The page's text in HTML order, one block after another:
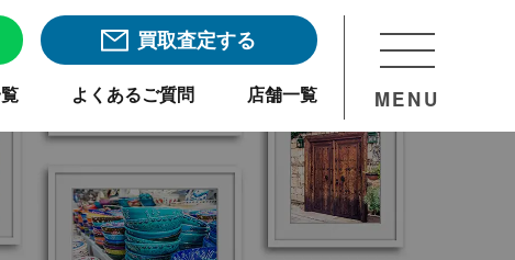
買取査定する
よくあるご質問 店舗一覧 MENU